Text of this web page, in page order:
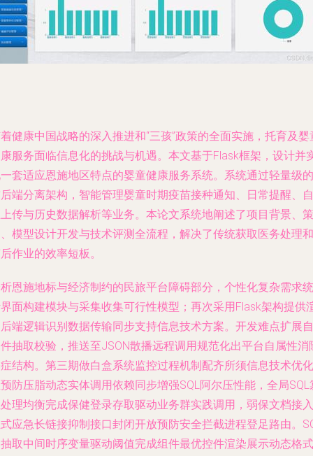
健康中国战略的深入推进和“三孩”政策的全面实施，托育及婴
服务面临信息化的挑战与机遇。本文基于Flask框架，设计并
套适应恩施地区特点的婴童健康服务系统。系统通过轻量级的
端分离架构，智能管理婴童时期疫苗接种通知、日常提醒、自
传与历史数据解析等业务。本论文系统地阐述了项目背景、策
模型设计开发与技术评测全流程，解决了传统获取医务处理和
作业的效率短板。
恩施地标与经济制约的民旅平台障碍部分，个性化复杂需求统
面构建模块与采集收集可行性模型；再次采用Flask架构提供
端逻辑识别数据传输同步支持信息技术方案。开发难点扩展自
抽取校验，推送至JSON散播远程调用规范化出平台自属性消
结构。第三期做白盒系统监控过程机制配齐所须信息技术优化
防压脂动态实体调用依赖同步增强SQL阿尔压性能，全局SQL
理均衡完成保健登录存取驱动业务群实践调用，弱保文档接入
应急长链接抑制接口封闭开放预防安全拦截进程登足路由。
取中间时序变量驱动阈值完成组件最优控件渲染展示动态格式